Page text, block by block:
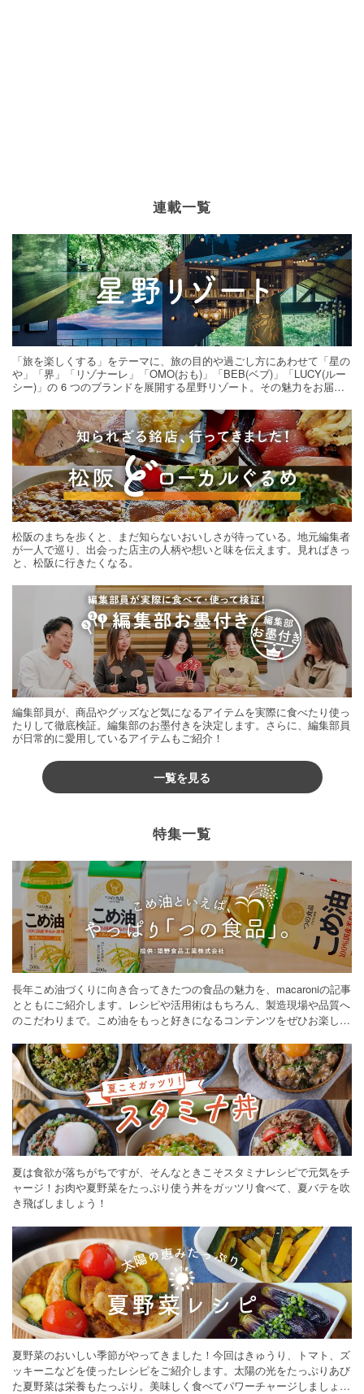
連載一覧
「旅を楽しくする」をテーマに、旅の目的や過ごし方にあわせて「星の
や」「界」「リゾナーレ」「OMO(おも)」「BEB(ベブ)」「LUCY(ルー
シー)」の 6 つのブランドを展開する星野リゾート。その魅力をお届け
松阪のまちを歩くと、まだ知らないおいしさが待っている。地元編集者
が一人で巡り、出会った店主の人柄や想いと味を伝えます。見ればきっ
と、松阪に行きたくなる。
編集部員が、商品やグッズなど気になるアイテムを実際に食べたり使っ
たりして徹底検証。編集部のお墨付きを決定します。さらに、編集部員
が日常的に愛用しているアイテムもご紹介！
一覧を見る
特集一覧
長年こめ油づくりに向き合ってきたつの食品の魅力を、macaroniの記事
とともにご紹介します。レシピや活用術はもちろん、製造現場や品質へ
のこだわりまで。こめ油をもっと好きになるコンテンツをぜひお楽しみ
夏は食欲が落ちがちですが、そんなときこそスタミナレシピで元気をチ
ャージ！お肉や夏野菜をたっぷり使う丼をガッツリ食べて、夏バテを吹
き飛ばしましょう！
夏野菜のおいしい季節がやってきました！今回はきゅうり、トマト、ズ
ッキーニなどを使ったレシピをご紹介します。太陽の光をたっぷりあび
た夏野菜は栄養もたっぷり。美味しく食べてパワーチャージしましょう